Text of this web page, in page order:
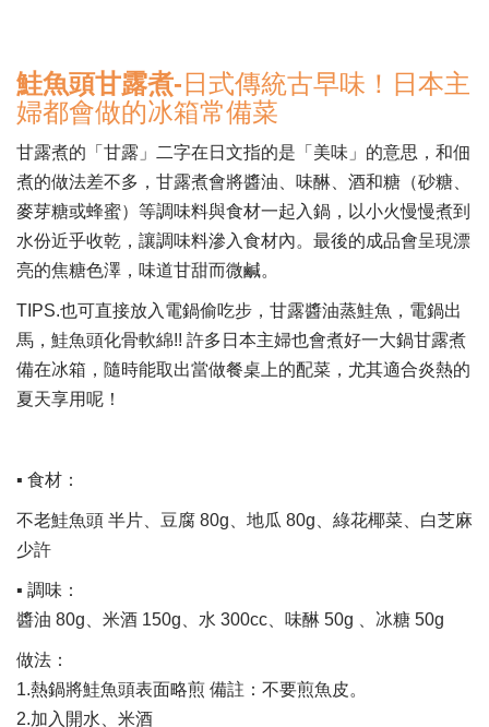
鮭魚頭甘露煮- 日式傳統古早味！日本主
婦都會做的冰箱常備菜
甘露煮的「甘露」二字在日文指的是「美味」的意思，和佃
煮的做法差不多，甘露煮會將醬油、味醂、酒和糖（砂糖、
麥芽糖或蜂蜜）等調味料與食材一起入鍋，以小火慢慢煮到
水份近乎收乾，讓調味料滲入食材內。最後的成品會呈現漂
亮的焦糖色澤，味道甘甜而微鹹。
TIPS.也可直接放入電鍋偷吃步，甘露醬油蒸鮭魚，電鍋出
馬，鮭魚頭化骨軟綿!! 許多日本主婦也會煮好一大鍋甘露煮
備在冰箱，隨時能取出當做餐桌上的配菜，尤其適合炎熱的
夏天享用呢！
▪ 食材：
不老鮭魚頭 半片、豆腐 80g、地瓜 80g、綠花椰菜、白芝麻
少許
▪ 調味：
醬油 80g、米酒 150g、水 300cc、味醂 50g 、冰糖 50g
做法：
1.熱鍋將鮭魚頭表面略煎 備註：不要煎魚皮。
2.加入開水、米酒